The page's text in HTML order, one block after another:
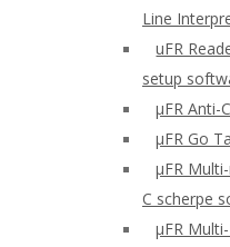
Line
uFR
setup
μFR Anti-
μFR Go
μFR
C scherpe
μFR